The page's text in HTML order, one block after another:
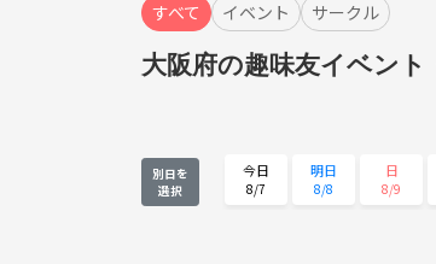
すべて イベント サークル
大阪府の趣味友イベント
別日を
選択
今日
8/7
明日
8/8
日
8/9